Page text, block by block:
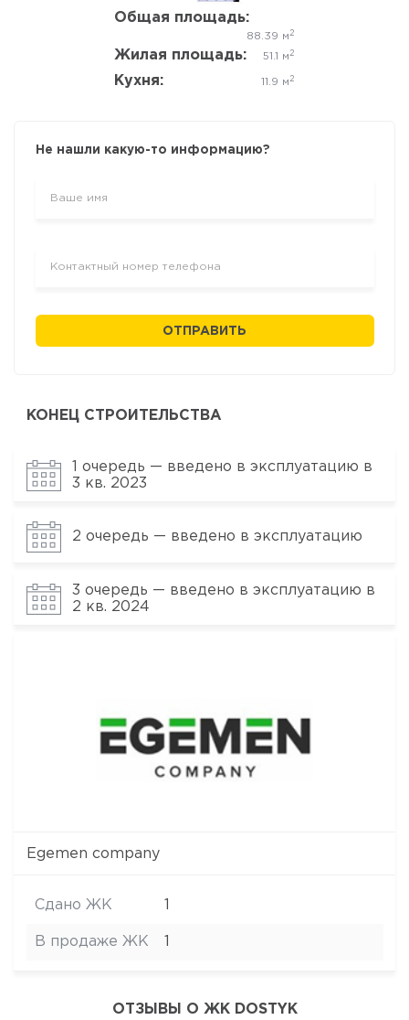
Общая площадь:
88.39 м 2
Жилая площадь: 51.1 м 2
Кухня: 11.9 м 2
Не нашли какую-то информацию?
ОТПРАВИТЬ
КОНЕЦ СТРОИТЕЛЬСТВА
1 очередь — введено в эксплуатацию в
3 кв. 2023
2 очередь — введено в эксплуатацию
3 очередь — введено в эксплуатацию в
2 кв. 2024
Egemen company
Сдано ЖК
В продаже ЖК
ОТЗЫВЫ О ЖК DOSTYK